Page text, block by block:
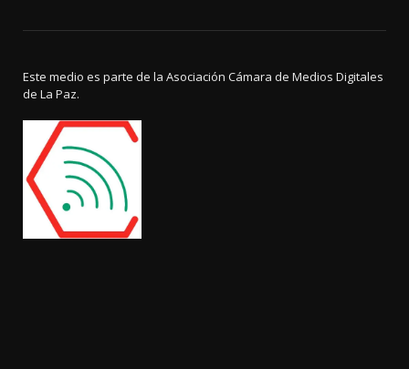
Este medio es parte de la Asociación Cámara de Medios Digitales
de La Paz.